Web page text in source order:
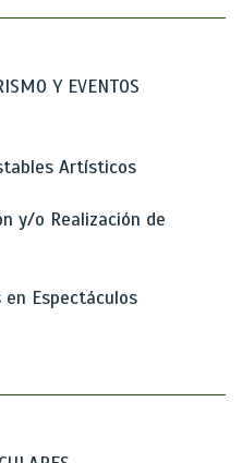
Y EVENTOS
Artísticos
y/o Realización de
en Espectáculos